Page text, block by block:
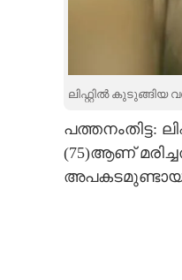
LITERATURE
ലിഫ്റ്റിൽ
പത്തനംതിട്ട:
(75)ആണ്